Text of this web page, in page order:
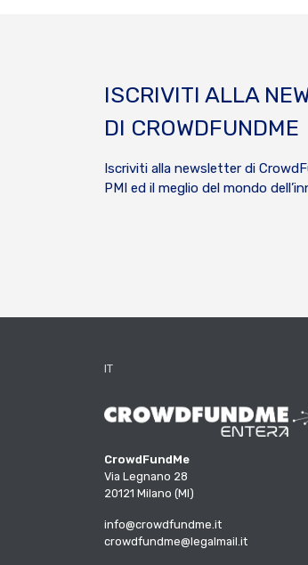
ISCRIVITI ALLA
DI CROWDFUNDME
Iscriviti alla newsletter di
PMI ed il meglio del mondo
IT
CrowdFundMe
Via Legnano 28
20121 Milano (MI)
info@crowdfundme.it
crowdfundme@legalmail.it